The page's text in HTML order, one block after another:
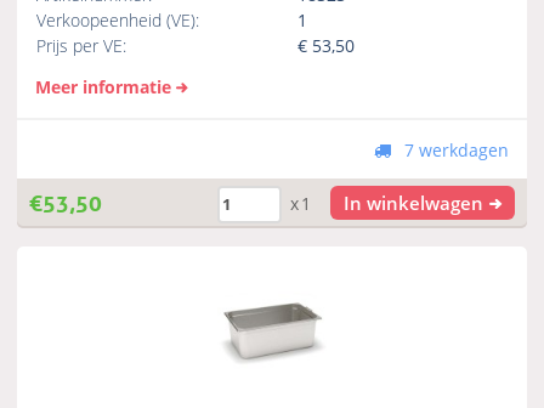
Verkoopeenheid (VE):
1
Prijs per VE:
€ 53,50
Meer informatie
7 werkdagen
€53,50 x1 In winkelwagen